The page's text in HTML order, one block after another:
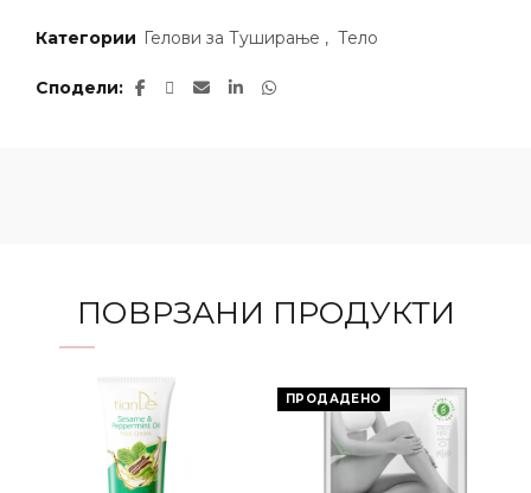
Категории Гелови за Туширање , Тело
Сподели
ПОВРЗАНИ ПРОДУКТИ
ПРОДАДЕНО